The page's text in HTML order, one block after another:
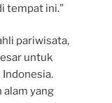
tempat ini.”
pariwisata,
untuk
alam yang